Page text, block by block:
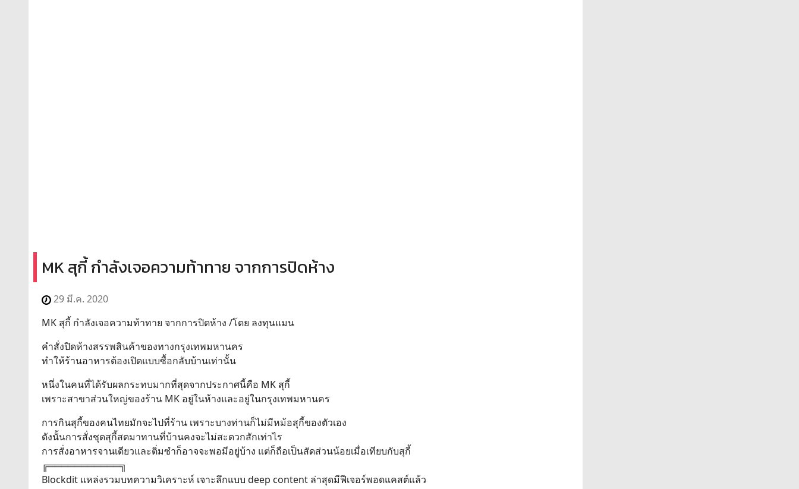
MK สุกี้ กำลังเจอความท้าทาย จากการปิดห้าง
29 มี.ค. 2020
MK สุกี้ กำลังเจอความท้าทาย จากการปิดห้าง /โดย ลงทุนแมน
คำสั่งปิดห้างสรรพสินค้าของทางกรุงเทพมหานคร
ทำให้ร้านอาหารต้องเปิดแบบซื้อกลับบ้านเท่านั้น
หนึ่งในคนที่ได้รับผลกระทบมากที่สุดจากประกาศนี้คือ MK สุกี้
เพราะสาขาส่วนใหญ่ของร้าน MK อยู่ในห้างและอยู่ในกรุงเทพมหานคร
การกินสุกี้ของคนไทยมักจะไปที่ร้าน เพราะบางท่านก็ไม่มีหม้อสุกี้ของตัวเอง
ดังนั้นการสั่งชุดสุกี้สดมาทานที่บ้านคงจะไม่สะดวกสักเท่าไร
การสั่งอาหารจานเดียวและติ่มซำก็อาจจะพอมีอยู่บ้าง แต่ก็ถือเป็นสัดส่วนน้อยเมื่อเทียบกับสุกี้
╔═══════════╗
Blockdit แหล่งรวมบทความวิเคราะห์ เจาะลึกแบบ deep content ล่าสุดมีฟีเจอร์พอดแคสต์แล้ว